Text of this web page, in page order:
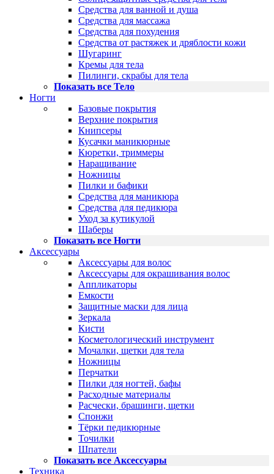
Средства для ванной и душа
Средства для массажа
Средства для похудения
Средства от растяжек и дряблости кожи
Шугаринг
Кремы для тела
Пилинги, скрабы для тела
Показать все Тело
Ногти
Базовые покрытия
Верхние покрытия
Книпсеры
Кусачки маникюрные
Кюретки, триммеры
Наращивание
Ножницы
Пилки и бафики
Средства для маникюра
Средства для педикюра
Уход за кутикулой
Шаберы
Показать все Ногти
Аксессуары
Аксессуары для волос
Аксессуары для окрашивания волос
Аппликаторы
Емкости
Защитные маски для лица
Зеркала
Кисти
Косметологический инструмент
Мочалки, щетки для тела
Ножницы
Перчатки
Пилки для ногтей, бафы
Расходные материалы
Расчески, брашинги, щетки
Спонжи
Тёрки педикюрные
Точилки
Шпатели
Показать все Аксессуары
Техника